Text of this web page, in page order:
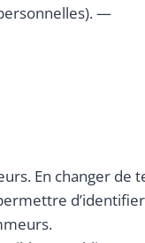
—
En changer de